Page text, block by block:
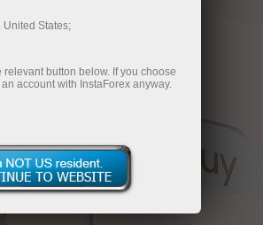
States;
button below. If you choose
account with InstaForex anyway.